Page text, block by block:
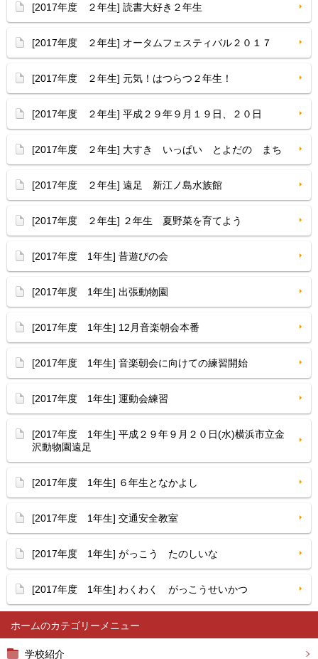
ホーム
学校紹介
[2017年度 ２年生] 読書大好き２年生
[2017年度 ２年生] オータムフェスティバル２０１７
[2017年度 ２年生] 元気！はつらつ２年生！
[2017年度 ２年生] 平成２９年９月１９日、２０日
[2017年度 ２年生] 大すき いっぱい とよだの まち
[2017年度 ２年生] 遠足 新江ノ島水族館
[2017年度 ２年生] ２年生 夏野菜を育てよう
[2017年度 1年生] 昔遊びの会
[2017年度 1年生] 出張動物園
[2017年度 1年生] 12月音楽朝会本番
[2017年度 1年生] 音楽朝会に向けての練習開始
[2017年度 1年生] 運動会練習
[2017年度 1年生] 平成２９年９月２０日(水)横浜市立金
沢動物園遠足
[2017年度 1年生] ６年生となかよし
[2017年度 1年生] 交通安全教室
[2017年度 1年生] がっこう たのしいな
[2017年度 1年生] わくわく がっこうせいかつ